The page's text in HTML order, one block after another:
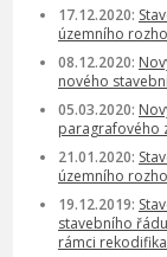
17.12.2020:
územního
08.12.2020:
nového
05.03.2020:
paragrafového
21.01.2020:
územního
19.12.2019:
stavebního
rámci